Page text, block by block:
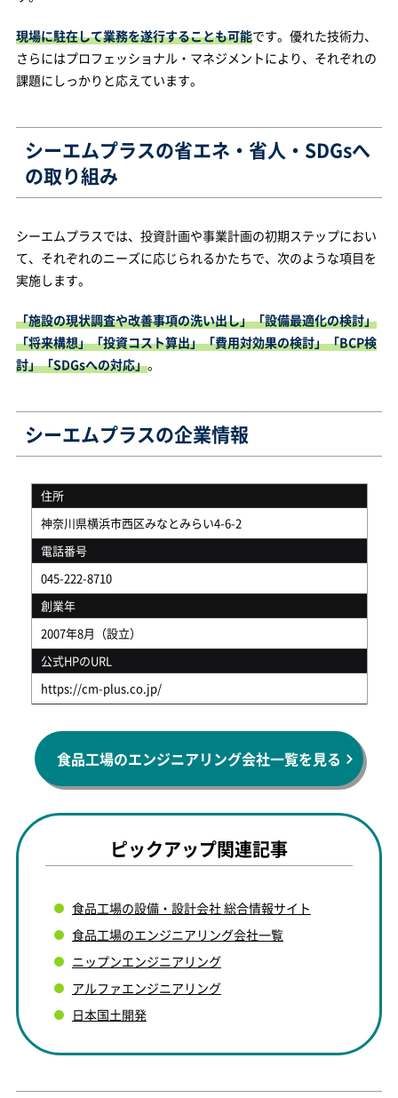
現場に駐在して業務を遂行することも可能です。優れた技術力、
さらにはプロフェッショナル・マネジメントにより、それぞれの
課題にしっかりと応えています。
シーエムプラスの省エネ・省人・SDGsへ
の取り組み
シーエムプラスでは、投資計画や事業計画の初期ステップにおい
て、それぞれのニーズに応じられるかたちで、次のような項目を
実施します。
「施設の現状調査や改善事項の洗い出し」「設備最適化の検討」
「将来構想」「投資コスト算出」「費用対効果の検討」「BCP検
討」「SDGsへの対応」。
シーエムプラスの企業情報
住所
神奈川県横浜市西区みなとみらい4-6-2
電話番号
045-222-8710
創業年
2007年8月（設立）
公式HPのURL
https://cm-plus.co.jp/
食品工場のエンジニアリング会社一覧を見る
ピックアップ関連記事
食品工場の設備・設計会社 総合情報サイト
食品工場のエンジニアリング会社一覧
ニップンエンジニアリング
アルファエンジニアリング
日本国土開発